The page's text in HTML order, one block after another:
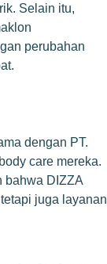
Selain itu,
perubahan
dengan PT.
care mereka.
bahwa DIZZA
juga layanan